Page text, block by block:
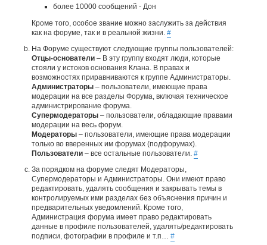
более 10000 сообщений - Дон
Кроме того, особое звание можно заслужить за действия
как на форуме, так и в реальной жизни. #
На Форуме существуют следующие группы пользователей:
Отцы-основатели – В эту группу входят люди, которые
стояли у истоков основания Клана. В правах и
возможностях приравниваются к группе Администраторы.
Администраторы – пользователи, имеющие права
модерации на все разделы Форума, включая техническое
администрирование форума.
Супермодераторы – пользователи, обладающие правами
модерации на весь форум.
Модераторы – пользователи, имеющие права модерации
только во вверенных им форумах (подфорумах).
Пользователи – все остальные пользователи. #
За порядком на форуме следят Модераторы,
Супермодераторы и Администраторы. Они имеют право
редактировать, удалять сообщения и закрывать темы в
контролируемых ими разделах без объяснения причин и
предварительных уведомлений. Кроме того,
Администрация форума имеет право редактировать
данные в профиле пользователей, удалять/редактировать
подписи, фотографии в профиле и т.п… #